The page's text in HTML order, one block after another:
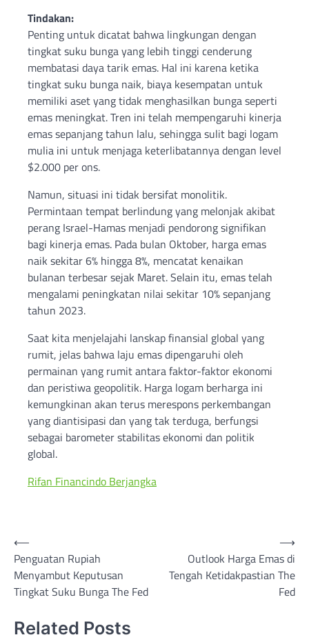
Tindakan:
Penting untuk dicatat bahwa lingkungan dengan
tingkat suku bunga yang lebih tinggi cenderung
membatasi daya tarik emas. Hal ini karena ketika
tingkat suku bunga naik, biaya kesempatan untuk
memiliki aset yang tidak menghasilkan bunga seperti
emas meningkat. Tren ini telah mempengaruhi kinerja
emas sepanjang tahun lalu, sehingga sulit bagi logam
mulia ini untuk menjaga keterlibatannya dengan level
$2.000 per ons.
Namun, situasi ini tidak bersifat monolitik.
Permintaan tempat berlindung yang melonjak akibat
perang Israel-Hamas menjadi pendorong signifikan
bagi kinerja emas. Pada bulan Oktober, harga emas
naik sekitar 6% hingga 8%, mencatat kenaikan
bulanan terbesar sejak Maret. Selain itu, emas telah
mengalami peningkatan nilai sekitar 10% sepanjang
tahun 2023.
Saat kita menjelajahi lanskap finansial global yang
rumit, jelas bahwa laju emas dipengaruhi oleh
permainan yang rumit antara faktor-faktor ekonomi
dan peristiwa geopolitik. Harga logam berharga ini
kemungkinan akan terus merespons perkembangan
yang diantisipasi dan yang tak terduga, berfungsi
sebagai barometer stabilitas ekonomi dan politik
global.
Rifan Financindo Berjangka
Post
navigation
⟵
Penguatan Rupiah
Menyambut Keputusan
Tingkat Suku Bunga The Fed
Outlook Harga Emas di
Tengah Ketidakpastian The
Fed
⟶
Related Posts